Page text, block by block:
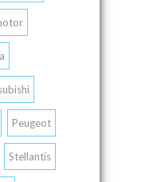
Peugeot
Stellantis